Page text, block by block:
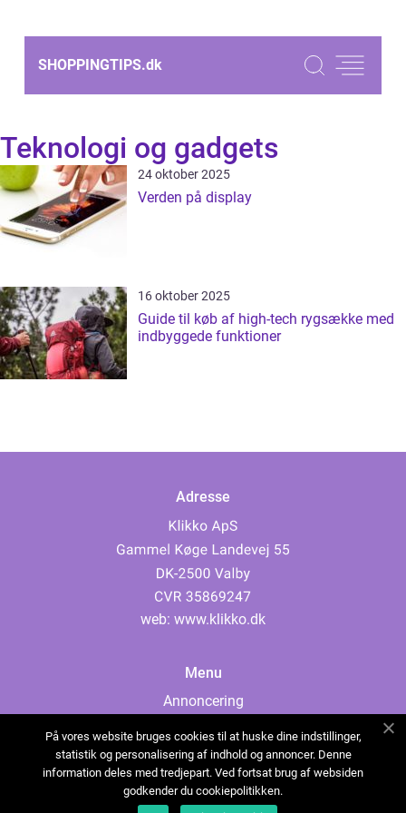
SHOPPINGTIPS.dk
Teknologi og gadgets
24 oktober 2025
Verden på display
16 oktober 2025
Guide til køb af high-tech rygsække med
indbyggede funktioner
Adresse
web: www.klikko.dk
Menu
Annoncering
Cookies
Kontakt os
Sitemap
På vores website bruges cookies til at huske dine indstillinger,
statistik og personalisering af indhold og annoncer. Denne
information deles med tredjepart. Ved fortsat brug af websiden
godkender du cookiepolitikken.